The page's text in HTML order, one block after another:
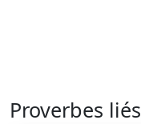
Proverbes liés